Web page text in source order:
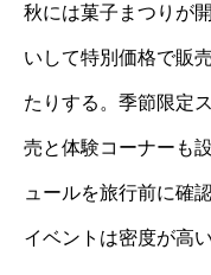
秋には菓子まつりが
いして特別価格で販
たりする。季節限定
売と体験コーナーも
ュールを旅行前に確
イベントは密度が高い